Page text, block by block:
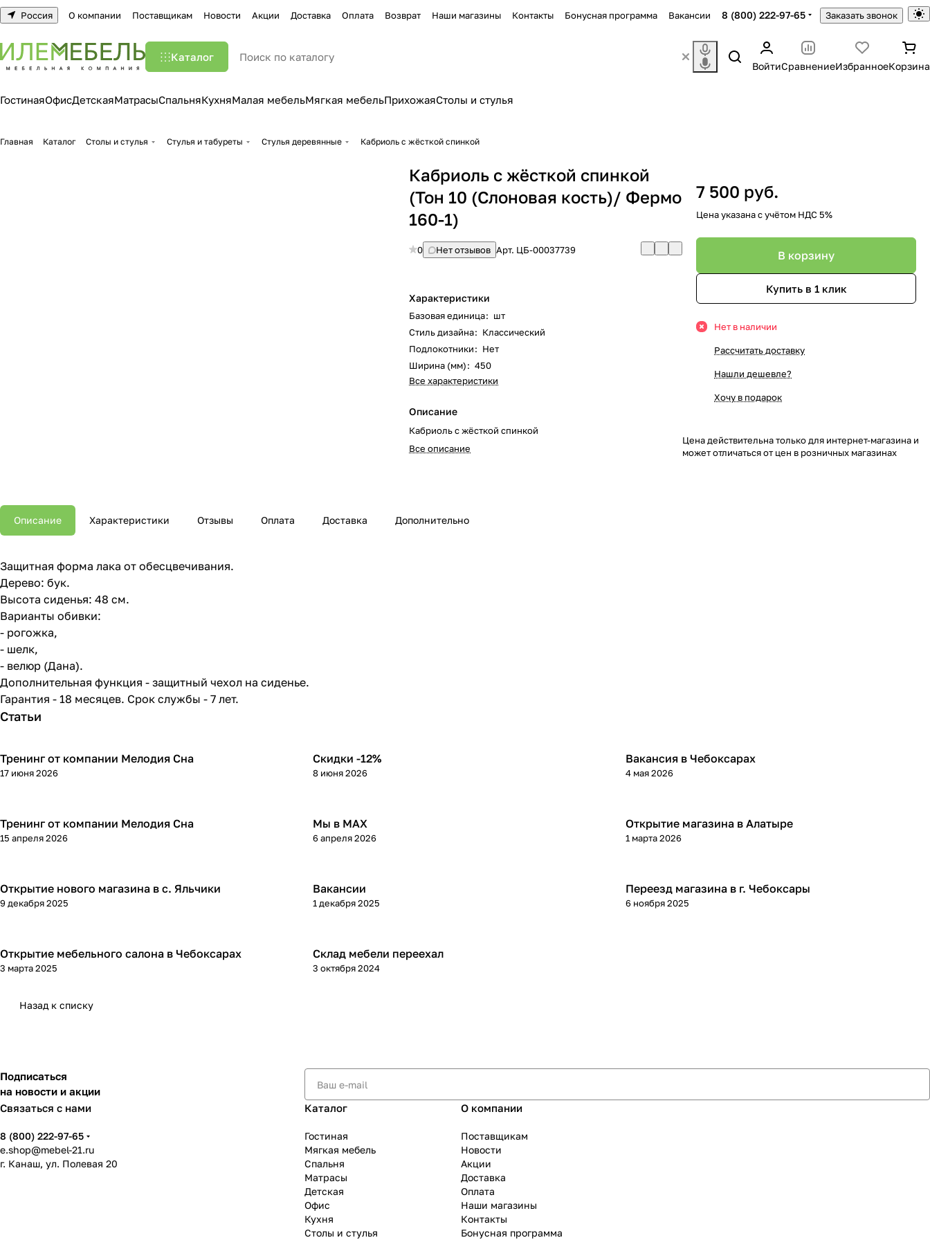
Россия О компании Поставщикам Новости Акции Доставка Оплата Возврат Наши магазины Контакты Бонусная программа Вакансии 8 (800) 222-97-65 Заказать звонок
Каталог
ВойтиСравнениеИзбранноеКорзина
ГостинаяОфисДетскаяМатрасыСпальняКухняМалая мебельМягкая мебельПрихожаяСтолы и стулья
Главная Каталог Столы и стулья Стулья и табуреты Стулья деревянные Кабриоль с жёсткой спинкой
Кабриоль с жёсткой спинкой
(Тон 10 (Слоновая кость)/ Фермо
160-1)
0 Нет отзывов Арт. ЦБ-00037739
Характеристики
Базовая единица: шт
Стиль дизайна: Классический
Подлокотники: Нет
Ширина (мм): 450
Все характеристики
Описание
Кабриоль с жёсткой спинкой
Все описание
7 500 руб.
Цена указана с учётом НДС 5%
В корзину
Купить в 1 клик
Нет в наличии
Рассчитать доставку
Нашли дешевле?
Хочу в подарок
Цена действительна только для интернет-магазина и
может отличаться от цен в розничных магазинах
Описание Характеристики Отзывы Оплата Доставка Дополнительно
Защитная форма лака от обесцвечивания.
Дерево: бук.
Высота сиденья: 48 см.
Варианты обивки:
- рогожка,
- шелк,
- велюр (Дана).
Дополнительная функция - защитный чехол на сиденье.
Гарантия - 18 месяцев. Срок службы - 7 лет.
Статьи
Тренинг от компании Мелодия Сна
17 июня 2026
Скидки -12%
8 июня 2026
Вакансия в Чебоксарах
4 мая 2026
Тренинг от компании Мелодия Сна
15 апреля 2026
Мы в МАХ
6 апреля 2026
Открытие магазина в Алатыре
1 марта 2026
Открытие нового магазина в с. Яльчики
9 декабря 2025
Вакансии
1 декабря 2025
Переезд магазина в г. Чебоксары
6 ноября 2025
Открытие мебельного салона в Чебоксарах
3 марта 2025
Склад мебели переехал
3 октября 2024
Назад к списку
Подписаться
на новости и акции
Связаться с нами
8 (800) 222-97-65
e.shop@mebel-21.ru
г. Канаш, ул. Полевая 20
Каталог
Гостиная
Мягкая мебель
Спальня
Матрасы
Детская
Офис
Кухня
Столы и стулья
О компании
Поставщикам
Новости
Акции
Доставка
Оплата
Наши магазины
Контакты
Бонусная программа